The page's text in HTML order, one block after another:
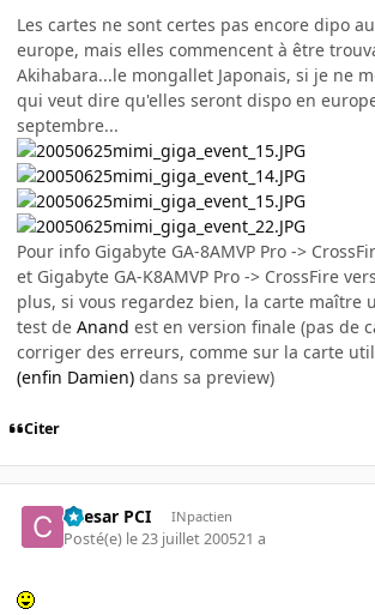
Les cartes ne sont certes pas encore dipo
europe, mais elles commencent à être
Akihabara...le mongallet Japonais, si je ne
qui veut dire qu'elles seront dispo en
septembre...
Pour info Gigabyte GA-8AMVP Pro ->
et Gigabyte GA-K8AMVP Pro -> CrossFire
plus, si vous regardez bien, la carte maître
test de Anand est en version finale (pas de
corriger des erreurs, comme sur la carte
(enfin Damien) dans sa preview)
Citer
Caesar PCI INpactien
Posté(e) le 23 juillet 200521 a